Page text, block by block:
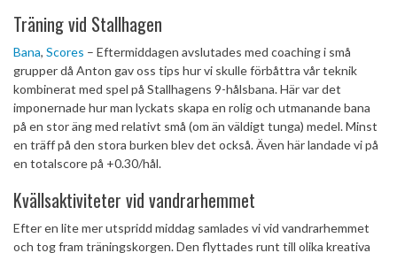
Träning vid Stallhagen
Bana, Scores – Eftermiddagen avslutades med coaching i små
grupper då Anton gav oss tips hur vi skulle förbåttra vår teknik
kombinerat med spel på Stallhagens 9-hålsbana. Här var det
imponernade hur man lyckats skapa en rolig och utmanande bana
på en stor äng med relativt små (om än väldigt tunga) medel. Minst
en träff på den stora burken blev det också. Även här landade vi på
en totalscore på +0.30/hål.
Kvällsaktiviteter vid vandrarhemmet
Efter en lite mer utspridd middag samlades vi vid vandrarhemmet
och tog fram träningskorgen. Den flyttades runt till olika kreativa